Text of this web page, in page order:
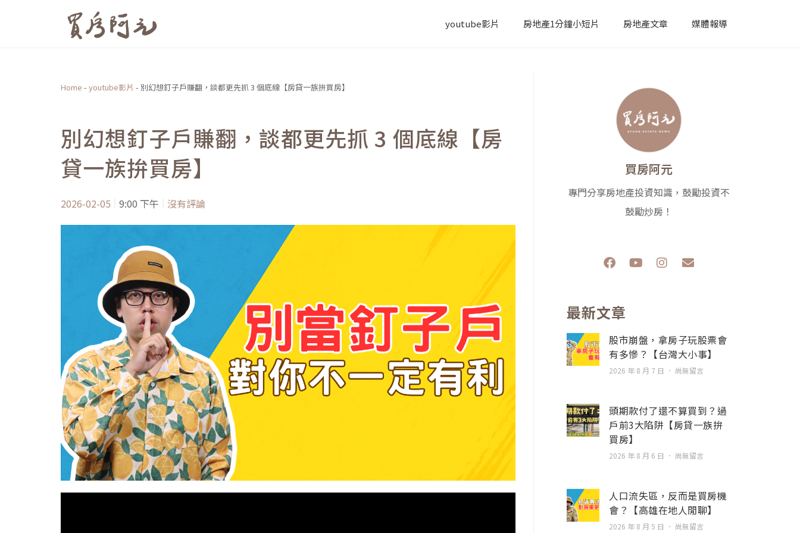
youtube影片 房地產1分鐘小短片 房地產文章 媒體報導
Home - youtube影片 - 別幻想釘子戶賺翻，談都更先抓 3 個底線【房貸一族拚買房】
別幻想釘子戶賺翻，談都更先抓 3 個底線【房
貸一族拚買房】
2026-02-05 9:00 下午 沒有評論
買房阿元
專門分享房地產投資知識，鼓勵投資不
鼓勵炒房！
F
a
b
o
o
k
Y
o
e
I
n
r
a
m
E
n
p
e
最新文章
股市崩盤，拿房子玩股票會
有多慘？【台灣大小事】
2026 年 8 月 7 日 尚無留言
頭期款付了還不算買到？過
戶前3大陷阱【房貸一族拚
買房】
2026 年 8 月 6 日 尚無留言
人口流失區，反而是買房機
會？【高雄在地人閒聊】
2026 年 8 月 5 日 尚無留言